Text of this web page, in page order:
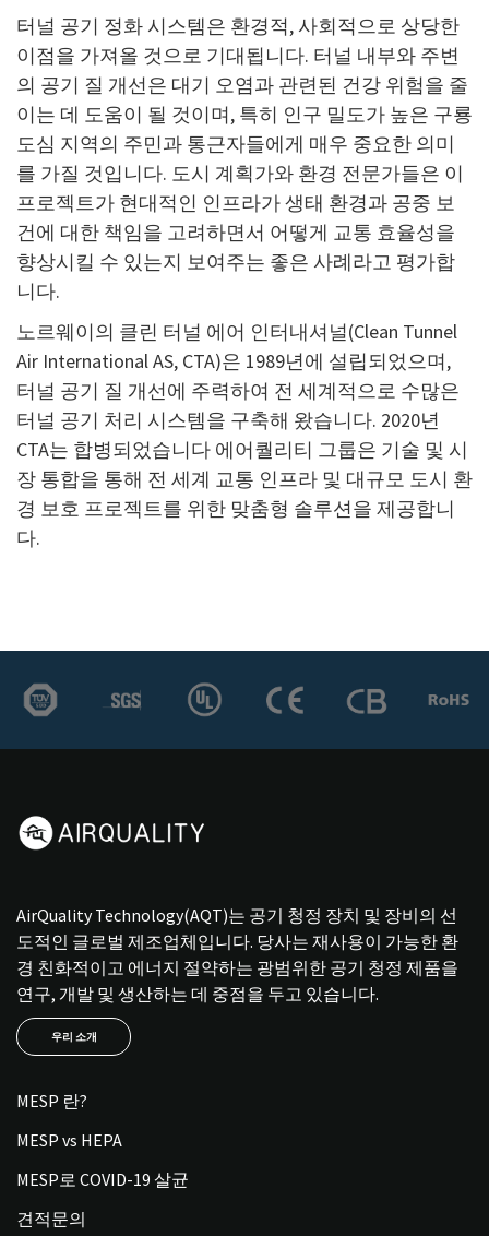
터널 공기 정화 시스템은 환경적, 사회적으로 상당한
이점을 가져올 것으로 기대됩니다. 터널 내부와 주변
의 공기 질 개선은 대기 오염과 관련된 건강 위험을 줄
이는 데 도움이 될 것이며, 특히 인구 밀도가 높은 구룡
도심 지역의 주민과 통근자들에게 매우 중요한 의미
를 가질 것입니다. 도시 계획가와 환경 전문가들은 이
프로젝트가 현대적인 인프라가 생태 환경과 공중 보
건에 대한 책임을 고려하면서 어떻게 교통 효율성을
향상시킬 수 있는지 보여주는 좋은 사례라고 평가합
니다.
노르웨이의 클린 터널 에어 인터내셔널(Clean Tunnel
Air International AS, CTA)은 1989년에 설립되었으며,
터널 공기 질 개선에 주력하여 전 세계적으로 수많은
터널 공기 처리 시스템을 구축해 왔습니다. 2020년
CTA는 합병되었습니다 에어퀄리티 그룹은 기술 및 시
장 통합을 통해 전 세계 교통 인프라 및 대규모 도시 환
경 보호 프로젝트를 위한 맞춤형 솔루션을 제공합니
다.
AirQuality Technology(AQT)는 공기 청정 장치 및 장비의 선
도적인 글로벌 제조업체입니다. 당사는 재사용이 가능한 환
경 친화적이고 에너지 절약하는 광범위한 공기 청정 제품을
연구, 개발 및 생산하는 데 중점을 두고 있습니다.
우리 소개
MESP 란?
MESP vs HEPA
MESP로 COVID-19 살균
견적문의